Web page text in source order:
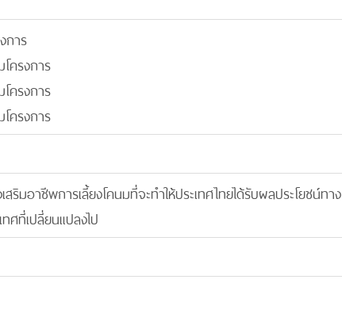
การ
ครงการ
ครงการ
ครงการ
อาชีพการเลี้ยงโคนมที่จะทำให้ประเทศไทยได้รับผลประโยชน์ทาง
ศที่เปลี่ยนแปลงไป